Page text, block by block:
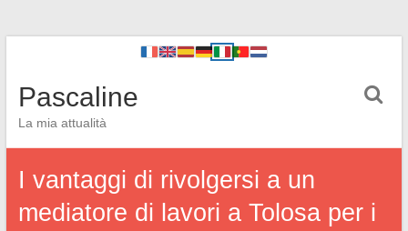
Pascaline
La mia attualità
I vantaggi di rivolgersi a un
mediatore di lavori a Tolosa per i